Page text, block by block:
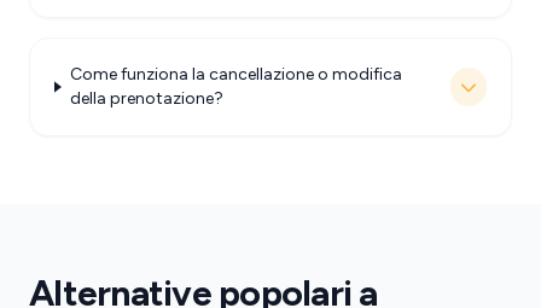
Come funziona la cancellazione o modifica
della prenotazione?
Alternative popolari a